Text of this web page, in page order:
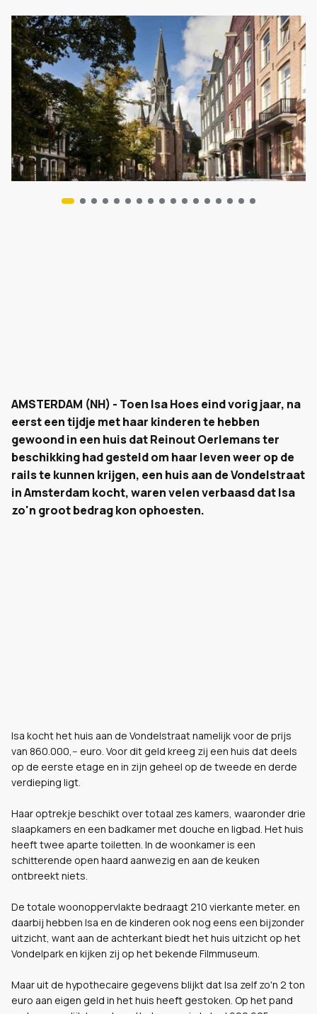
AMSTERDAM (NH) - Toen Isa Hoes eind vorig jaar, na
eerst een tijdje met haar kinderen te hebben
gewoond in een huis dat Reinout Oerlemans ter
beschikking had gesteldom haar leven weer op de
rails te kunnen krijgen, een huis aan de Vondelstraat
in Amsterdam kocht, waren velen verbaasd dat Isa
zo'n groot bedrag kon ophoesten.
Isa kocht het huis aan de Vondelstraat namelijk voor de prijs
van 860.000,-- euro. Voor dit geld kreeg zij een huis dat deels
op de eerste etage en in zijn geheel op de tweede en derde
verdieping ligt.
Haar optrekje beschikt over totaal zes kamers, waaronder drie
slaapkamers en een badkamer met douche en ligbad. Het huis
heeft twee aparte toiletten. In de woonkamer is een
schitterende open haard aanwezig en aan de keuken
ontbreekt niets.
De totale woonoppervlakte bedraagt 210 vierkante meter. en
daarbij hebben Isa en de kinderen ook nog eens een bijzonder
uitzicht, want aan de achterkant biedt het huis uitzicht op het
Vondelpark en kijken zij op het bekende Filmmuseum.
Maar uit de hypothecaire gegevens blijkt dat Isa zelf zo'n 2 ton
euro aan eigen geld in het huis heeft gestoken. Op het pand